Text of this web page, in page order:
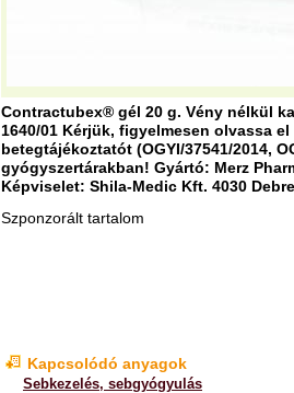
Contractubex® gél 20 g. Vény nélkül
1640/01 Kérjük, figyelmesen olvassa
betegtájékoztatót (OGYI/37541/2014,
gyógyszertárakban! Gyártó: Merz
Képviselet: Shila-Medic Kft. 4030
Szponzorált tartalom
Kapcsolódó anyagok
Sebkezelés, sebgyógyulás